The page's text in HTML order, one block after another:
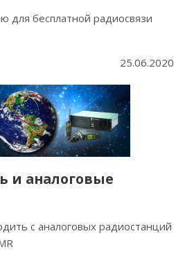
для бесплатной радиосвязи
25.06.2020
и аналоговые
с аналоговых радиостанций